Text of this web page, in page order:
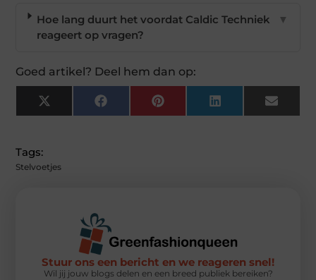
Hoe lang duurt het voordat Caldic Techniek
reageert op vragen?
▼
Goed artikel? Deel hem dan op:
X
(Twitter)
FacebookPinterest LinkedIn Email
Tags:
Stelvoetjes
Stuur ons een bericht en we reageren snel!
Wil jij jouw blogs delen en een breed publiek bereiken?